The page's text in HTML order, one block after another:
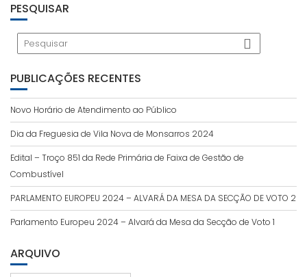
PESQUISAR
PUBLICAÇÕES RECENTES
Novo Horário de Atendimento ao Público
Dia da Freguesia de Vila Nova de Monsarros 2024
Edital – Troço 851 da Rede Primária de Faixa de Gestão de
Combustível
PARLAMENTO EUROPEU 2024 – ALVARÁ DA MESA DA SECÇÃO DE VOTO 2
Parlamento Europeu 2024 – Alvará da Mesa da Secção de Voto 1
ARQUIVO